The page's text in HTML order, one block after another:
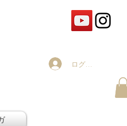
ログイン